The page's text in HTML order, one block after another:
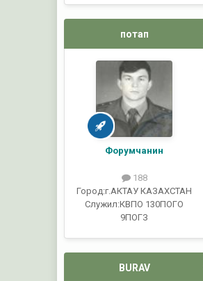
потап
Форумчанин
188
Город:г.АКТАУ КАЗАХСТАН
Служил:КВПО 130ПОГО
9ПОГЗ
BURAV